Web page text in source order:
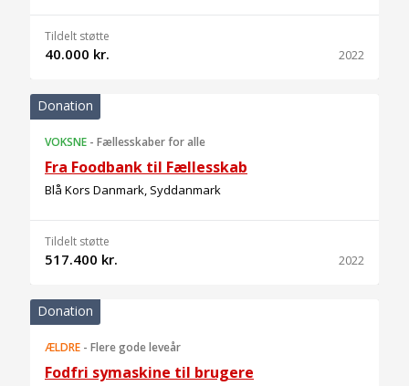
Tildelt støtte
40.000 kr. 2022
Donation
VOKSNE - Fællesskaber for alle
Fra Foodbank til Fællesskab
Blå Kors Danmark, Syddanmark
Tildelt støtte
517.400 kr. 2022
Donation
ÆLDRE - Flere gode leveår
Fodfri symaskine til brugere